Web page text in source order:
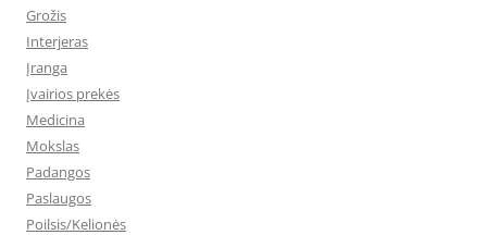
Grožis
Interjeras
Įranga
Įvairios prekės
Medicina
Mokslas
Padangos
Paslaugos
Poilsis/Kelionės